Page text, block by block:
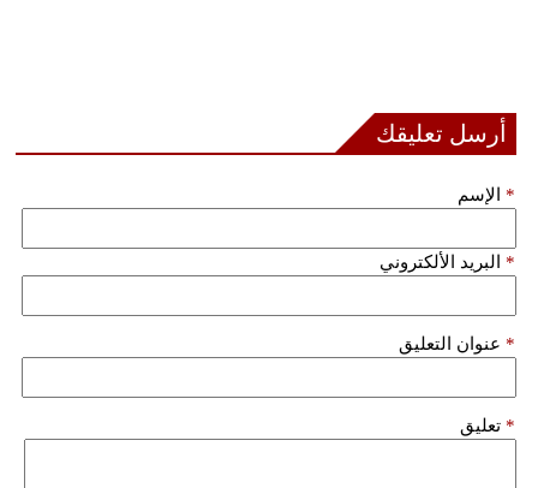
سيارات
أرسل تعليقك
الإسم *
البريد الألكتروني *
عنوان التعليق *
تعليق *